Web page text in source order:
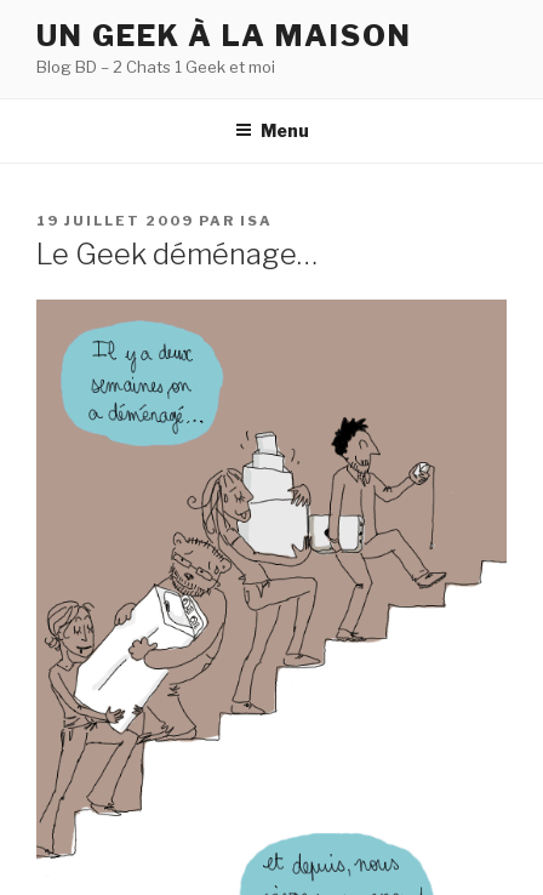
contenu
UN GEEK À LA MAISON
Blog BD – 2 Chats 1 Geek et moi
Menu
PUBLIÉ
LE
19 JUILLET 2009 PAR ISA
Le Geek déménage…